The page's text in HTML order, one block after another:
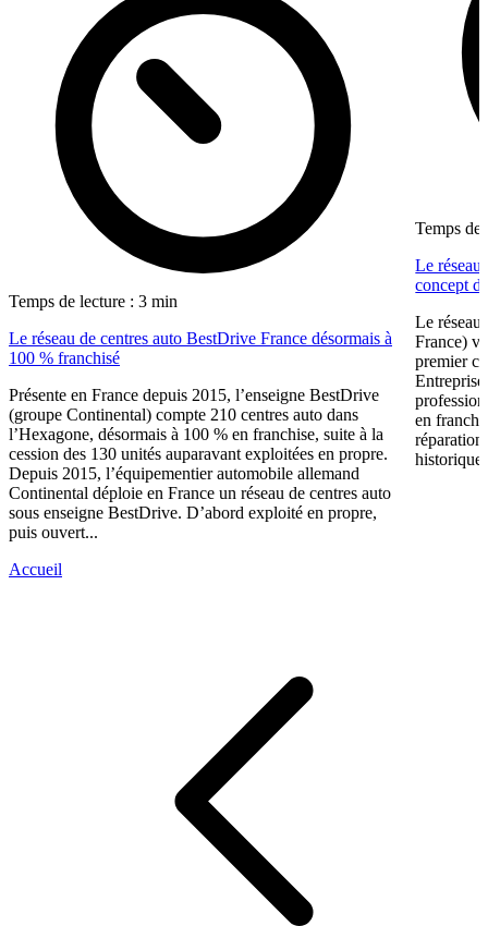
Temps de lecture : 3 min
Le réseau de centres auto BestDrive France désormais à
100 % franchisé
Présente en France depuis 2015, l’enseigne BestDrive
(groupe Continental) compte 210 centres auto dans
l’Hexagone, désormais à 100 % en franchise, suite à la
cession des 130 unités auparavant exploitées en propre.
Depuis 2015, l’équipementier automobile allemand
Continental déploie en France un réseau de centres auto
sous enseigne BestDrive. D’abord exploité en propre,
puis ouvert...
Temps de
Le réseau
concept
Le réseau
France)
premier
en
historique
Accueil